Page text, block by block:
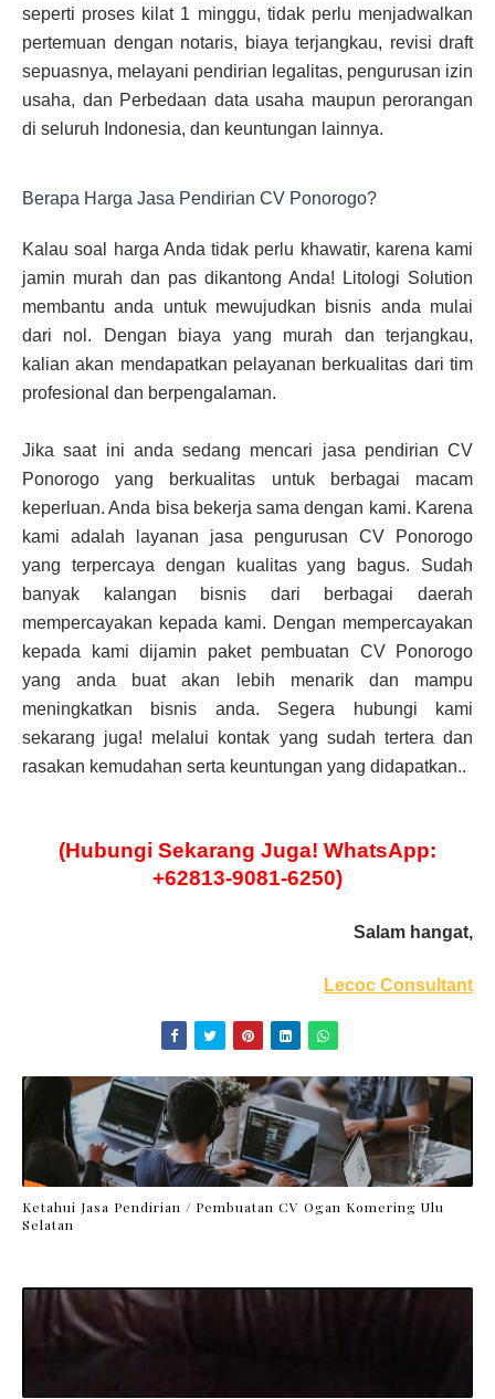
seperti proses kilat 1 minggu, tidak perlu menjadwalkan
pertemuan dengan notaris, biaya terjangkau, revisi draft
sepuasnya, melayani pendirian legalitas, pengurusan izin
usaha, dan Perbedaan data usaha maupun perorangan
di seluruh Indonesia, dan keuntungan lainnya.
Berapa Harga Jasa Pendirian CV Ponorogo?
Kalau soal harga Anda tidak perlu khawatir, karena kami
jamin murah dan pas dikantong Anda! Litologi Solution
membantu anda untuk mewujudkan bisnis anda mulai
dari nol. Dengan biaya yang murah dan terjangkau,
kalian akan mendapatkan pelayanan berkualitas dari tim
profesional dan berpengalaman.
Jika saat ini anda sedang mencari jasa pendirian CV
Ponorogo yang berkualitas untuk berbagai macam
keperluan. Anda bisa bekerja sama dengan kami. Karena
kami adalah layanan jasa pengurusan CV Ponorogo
yang terpercaya dengan kualitas yang bagus. Sudah
banyak kalangan bisnis dari berbagai daerah
mempercayakan kepada kami. Dengan mempercayakan
kepada kami dijamin paket pembuatan CV Ponorogo
yang anda buat akan lebih menarik dan mampu
meningkatkan bisnis anda. Segera hubungi kami
sekarang juga! melalui kontak yang sudah tertera dan
rasakan kemudahan serta keuntungan yang didapatkan..
(Hubungi Sekarang Juga! WhatsApp:
+62813-9081-6250)
Salam hangat,
Lecoc Consultant
Ketahui Jasa Pendirian / Pembuatan CV Ogan Komering Ulu
Selatan